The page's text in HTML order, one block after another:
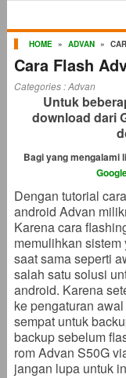
HOME » ADVAN »
Cara Flash
Categories :Advan
Untuk
download dari
Bagi yang mengalami
Dengan tutorial
android Advan
Karena cara
memulihkan
saat sama seperti
salah satu solusi
android. Karena
ke pengaturan
sempat untuk
backup sebelum
rom Advan S50G
jangan lupa untuk